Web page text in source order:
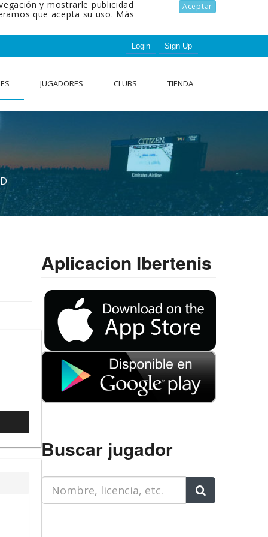
Aceptar
y mostrarle publicidad
que acepta su uso. Más
Login Sign Up
JUGADORES CLUBS TIENDA
Aplicacion Ibertenis
Buscar jugador